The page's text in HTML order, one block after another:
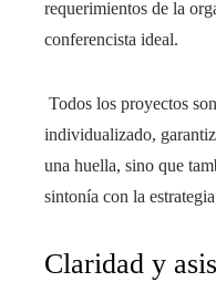
requerimientos de la
conferencista ideal.
Todos los proyectos
individualizado,
una huella, sino que
sintonía con la
Claridad y